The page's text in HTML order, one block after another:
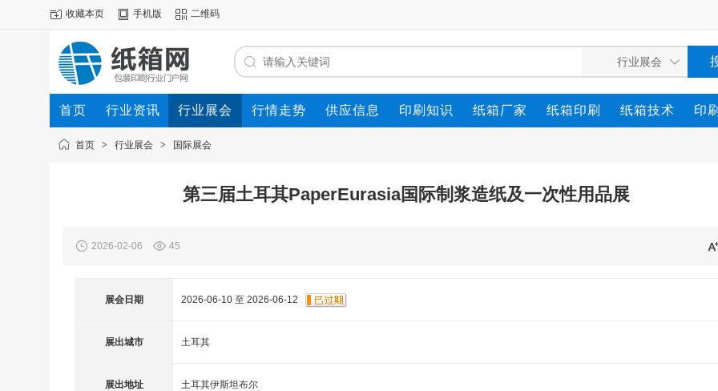
收藏本页 手机版 二维码
首页 行业资讯 行业展会 行情走势 供应信息 印刷知识 纸箱厂家 纸箱印刷 纸箱技术 印
首页 > 行业展会 > 国际展会
第三届土耳其PaperEurasia国际制浆造纸及一次性用品展
2026-02-06 45
展会日期 2026-06-10 至 2026-06-12
展出城市 土耳其
展出地址 土耳其伊斯坦布尔